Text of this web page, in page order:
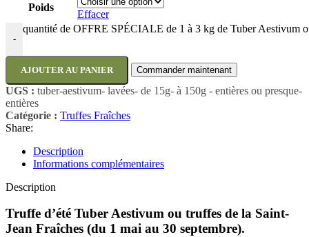
Poids
Effacer
-
quantité de OFFRE SPÉCIALE de 1 à 3 kg de Tuber Aestivum
AJOUTER AU PANIER Commander maintenant
UGS : tuber-aestivum- lavées- de 15g- à 150g - entières ou presque-
entières
Catégorie : Truffes Fraîches
Share:
Description
Informations complémentaires
Description
Truffe d’été Tuber Aestivum ou truffes de la Saint-
Jean Fraîches (du 1 mai au 30 septembre).